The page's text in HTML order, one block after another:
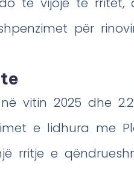
për
vitin 2025 dhe
e lidhura me
rritje e